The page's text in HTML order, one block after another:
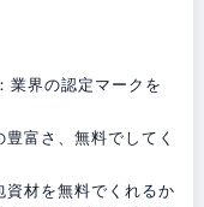
界の認定マークを
富さ、無料でしてく
材を無料でくれるか